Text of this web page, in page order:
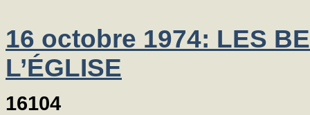
16 octobre 1974: LES
L’ÉGLISE
16104